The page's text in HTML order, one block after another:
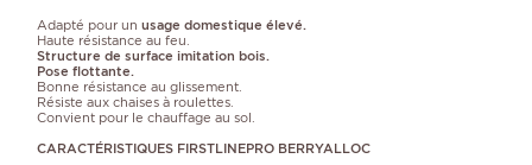
Adapté pour un usage domestique élevé.
Haute résistance au feu.
Structure de surface imitation bois.
Pose flottante.
Bonne résistance au glissement.
Résiste aux chaises à roulettes.
Convient pour le chauffage au sol.
CARACTÉRISTIQUES FIRSTLINEPRO BERRYALLOC